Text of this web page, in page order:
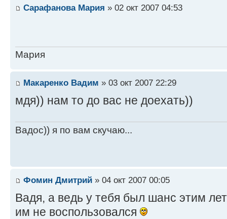
Сарафанова Мария » 02 окт 2007 04:53
Мария
Макаренко Вадим » 03 окт 2007 22:29
мдя)) нам то до вас не доехать))
Вадос)) я по вам скучаю...
Фомин Дмитрий » 04 окт 2007 00:05
Вадя, а ведь у тебя был шанс этим
им не воспользовался